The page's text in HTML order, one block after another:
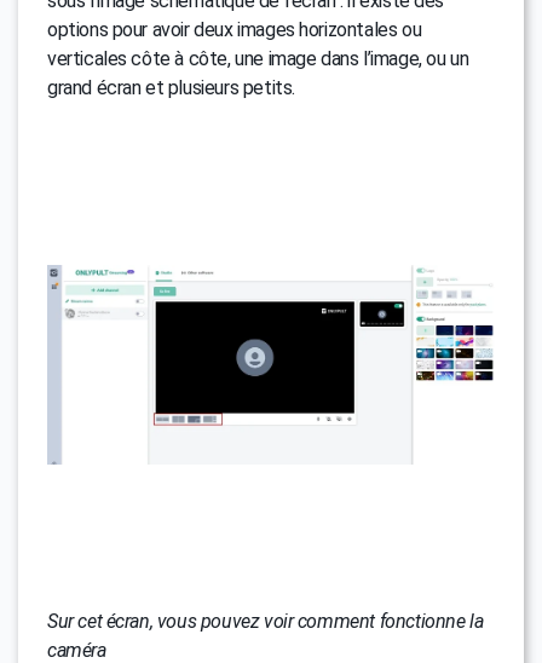
options pour avoir deux images horizontales ou
verticales côte à côte, une image dans l’image, ou un
grand écran et plusieurs petits.
Sur cet écran, vous pouvez voir comment fonctionne la
caméra